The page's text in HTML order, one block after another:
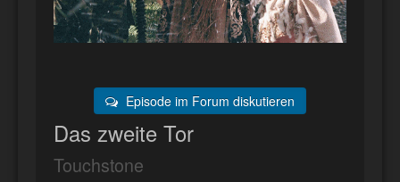
Episode im Forum diskutieren
Das zweite Tor
Touchstone